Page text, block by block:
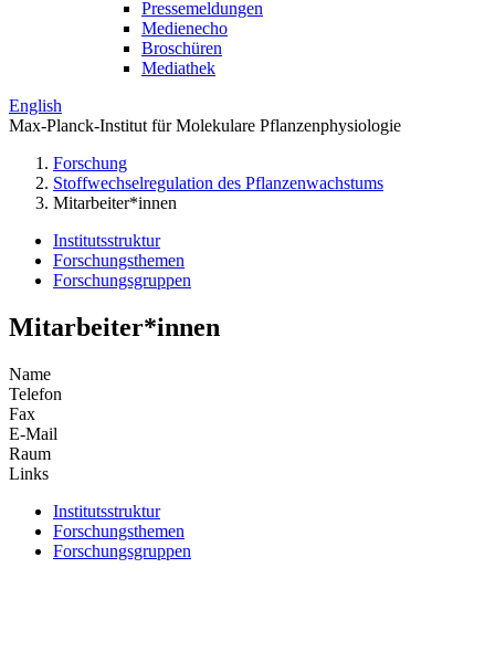
Pressemeldungen
Medienecho
Broschüren
Mediathek
English
Max-Planck-Institut für Molekulare Pflanzenphysiologie
Forschung
Stoffwechselregulation des Pflanzenwachstums
Mitarbeiter*innen
Institutsstruktur
Forschungsthemen
Forschungsgruppen
Mitarbeiter*innen
Name
Telefon
Fax
E-Mail
Raum
Links
Institutsstruktur
Forschungsthemen
Forschungsgruppen